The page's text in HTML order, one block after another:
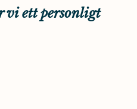
vi ett personligt